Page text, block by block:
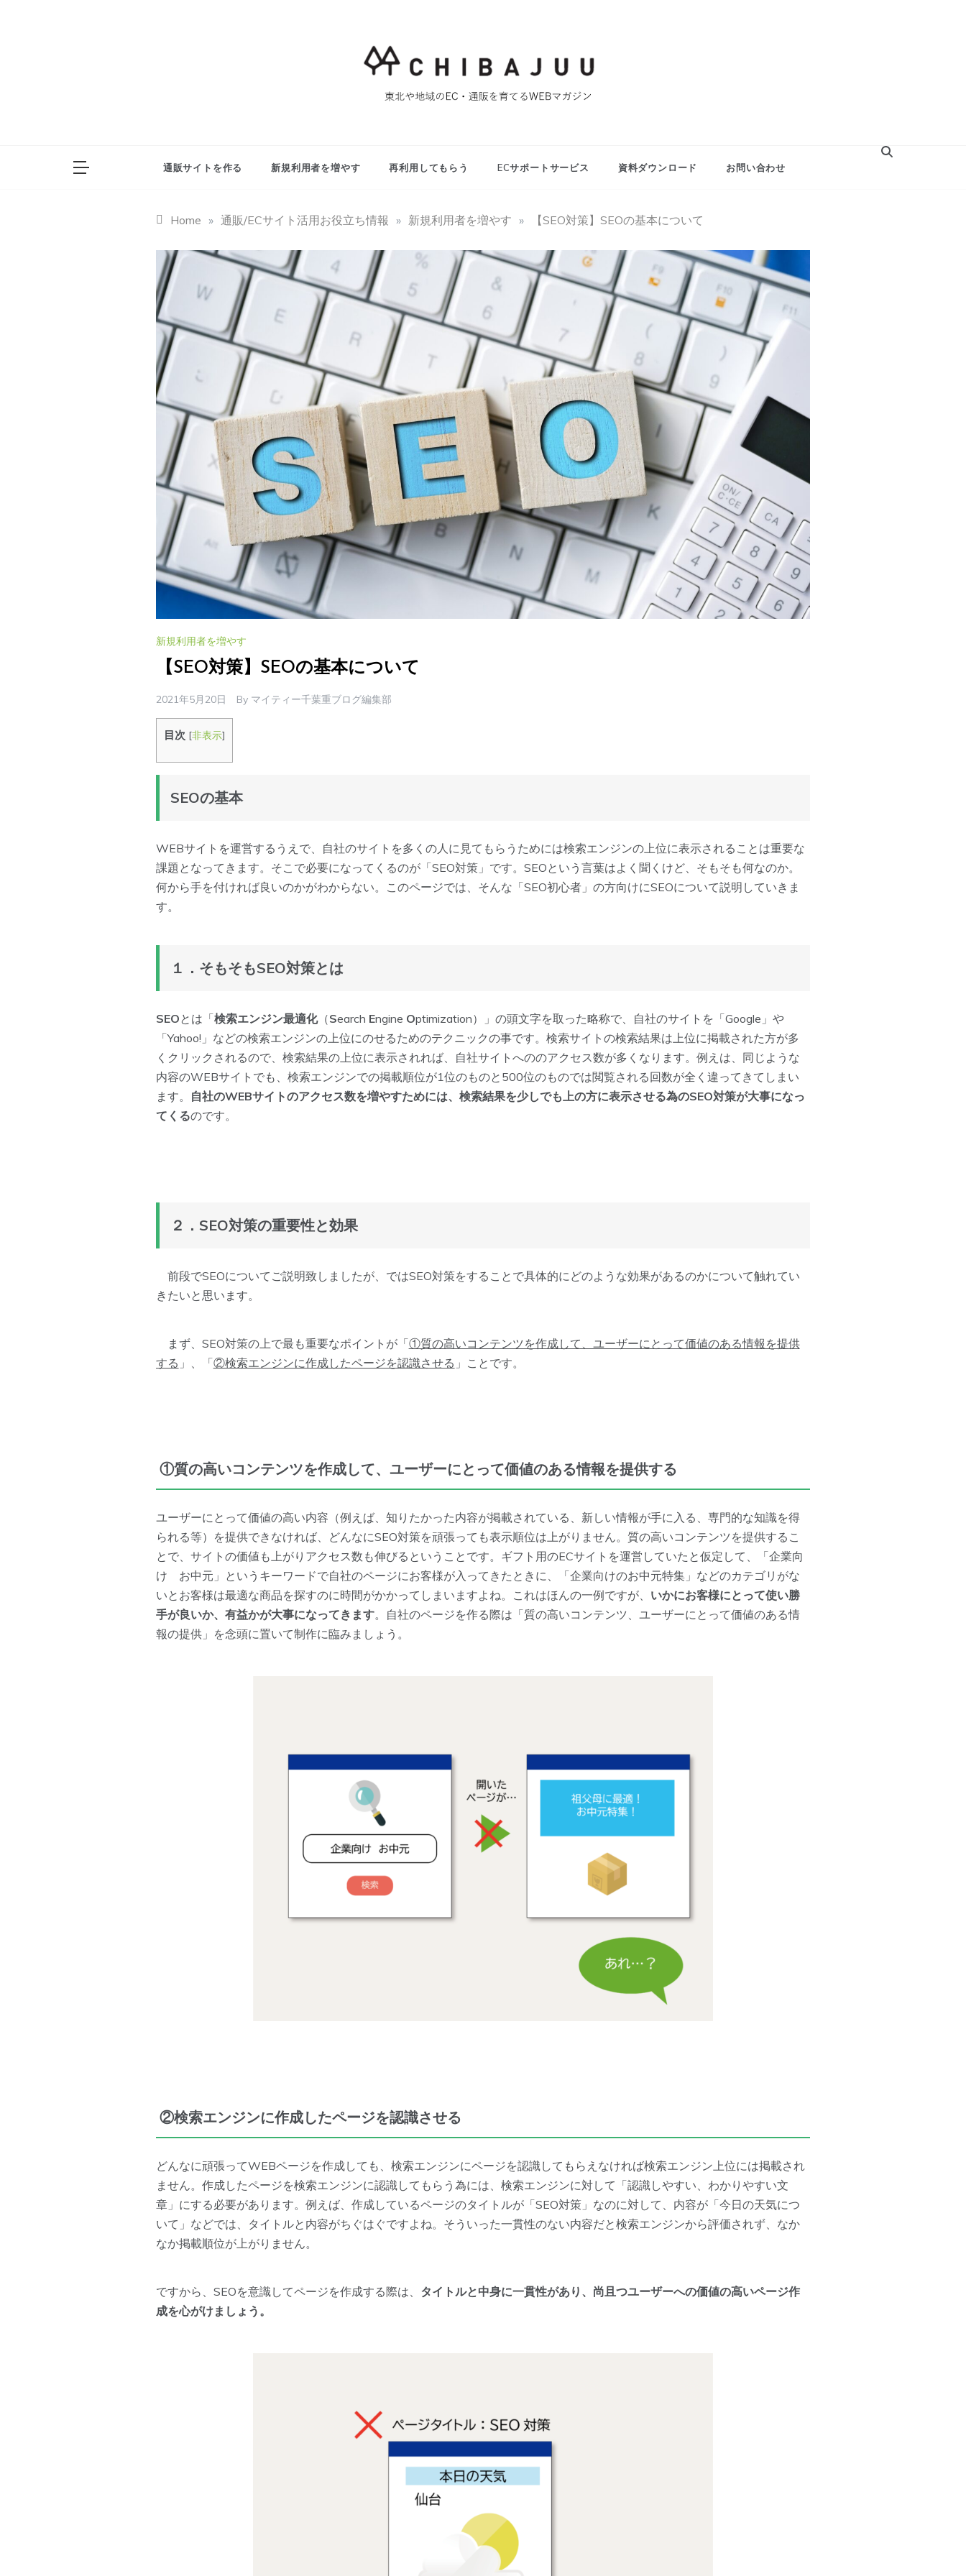
重ブログ
通販サイトを作る 新規利用者を増やす 再利用してもらう ECサポートサービス 資料ダウンロード お問い合わせ
Home » 通販/ECサイト活用お役立ち情報 » 新規利用者を増やす » 【SEO対策】SEOの基本について
新規利用者を増やす
【SEO対策】SEOの基本について
2021年5月20日 By マイティー千葉重ブログ編集部
目次 [非表示]
SEOの基本
WEBサイトを運営するうえで、自社のサイトを多くの人に見てもらうためには検索エンジンの上位に表示されることは重要な
課題となってきます。そこで必要になってくるのが「SEO対策」です。SEOという言葉はよく聞くけど、そもそも何なのか。
何から手を付ければ良いのかがわからない。このページでは、そんな「SEO初心者」の方向けにSEOについて説明していきま
す。
１．そもそもSEO対策とは
SEOとは「検索エンジン最適化（Search Engine Optimization）」の頭文字を取った略称で、自社のサイトを「Google」や
「Yahoo!」などの検索エンジンの上位にのせるためのテクニックの事です。検索サイトの検索結果は上位に掲載された方が多
くクリックされるので、検索結果の上位に表示されれば、自社サイトへののアクセス数が多くなります。例えは、同じような
内容のWEBサイトでも、検索エンジンでの掲載順位が1位のものと500位のものでは閲覧される回数が全く違ってきてしまい
ます。
自社のWEBサイトのアクセス数を増やすためには、検索結果を少しでも上の方に表示させる為のSEO対策が大事になっ
てくるのです。
２．SEO対策の重要性と効果
前段でSEOについてご説明致しましたが、ではSEO対策をすることで具体的にどのような効果があるのかについて触れてい
きたいと思います。
まず、SEO対策の上で最も重要なポイントが「①質の高いコンテンツを作成して、ユーザーにとって価値のある情報を提供
する 」、「②検索エンジンに作成したページを認識させる 」ことです。
①質の高いコンテンツを作成して、ユーザーにとって価値のある情報を提供する
ユーザーにとって価値の高い内容（例えば、知りたかった内容が掲載されている、新しい情報が手に入る、専門的な知識を得
られる等）を提供できなければ、どんなにSEO対策を頑張っても表示順位は上がりません。質の高いコンテンツを提供するこ
とで、サイトの価値も上がりアクセス数も伸びるということです。ギフト用のECサイトを運営していたと仮定して、「企業向
け お中元」というキーワードで自社のページにお客様が入ってきたときに、「企業向けのお中元特集」などのカテゴリがな
いとお客様は最適な商品を探すのに時間がかかってしまいますよね。これはほんの一例ですが、 いかにお客様にとって使い勝
手が良いか、有益かが大事になってきます。自社のページを作る際は「質の高いコンテンツ、ユーザーにとって価値のある情
報の提供」を念頭に置いて制作に臨みましょう。
②検索エンジンに作成したページを認識させる
どんなに頑張ってWEBページを作成しても、検索エンジンにページを認識してもらえなければ検索エンジン上位には掲載され
ません。作成したページを検索エンジンに認識してもらう為には、検索エンジンに対して「認識しやすい、わかりやすい文
章」にする必要があります。例えば、作成しているページのタイトルが「SEO対策」なのに対して、内容が「今日の天気につ
いて」などでは、タイトルと内容がちぐはぐですよね。そういった一貫性のない内容だと検索エンジンから評価されず、なか
なか掲載順位が上がりません。
ですから、SEOを意識してページを作成する際は、 タイトルと中身に一貫性があり、尚且つユーザーへの価値の高いページ作
成を心がけましょう。